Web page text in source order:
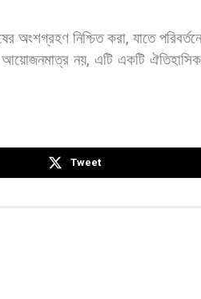
অংশগ্রহণ নিশ্চিত করা, যাতে
আয়োজনমাত্র নয়, এটি একটি ঐতিহাসিক
Tweet